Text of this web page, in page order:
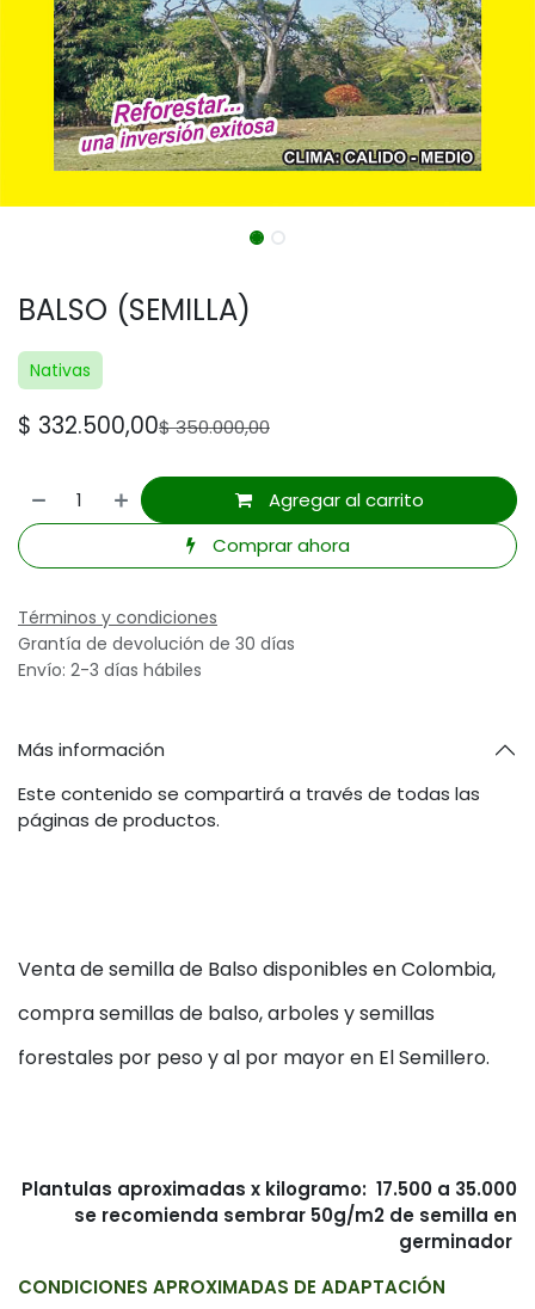
BALSO (SEMILLA)
Nativas
$ 332.500,00$350.000,00
Agregar al carrito
Comprar ahora
Términos y condiciones
Grantía de devolución de 30 días
Envío: 2-3 días hábiles
Más información
Este contenido se compartirá a través de todas las
páginas de productos.
Venta de semilla de Balso disponibles en Colombia,
compra semillas de balso, arboles y semillas
forestales por peso y al por mayor en El Semillero.
​Plantulas aproximadas x kilogramo: 17.500 a 35.000
se recomienda sembrar 50g/m2 de semilla en
germinador
CONDICIONES APROXIMADAS DE ADAPTACIÓN